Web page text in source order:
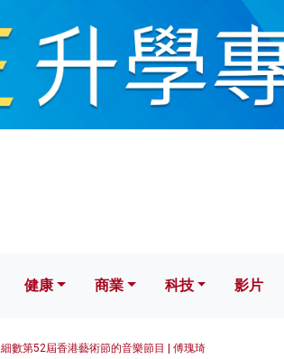
健康 科技 影片
健康 商業 科技 影片
細數第52屆香港藝術節的音樂節目 | 傅瑰琦